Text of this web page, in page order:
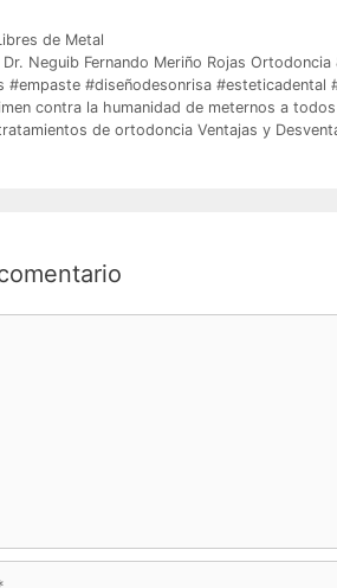
de Metal
Dr. Neguib Fernando Meriño Rojas
#empaste #diseñodesonrisa #esteticadental
contra la humanidad de meternos a
de ortodoncia Ventajas y